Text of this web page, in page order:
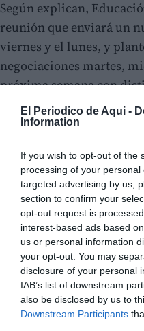
El Periodico de Aqui -
Information
If you wish to opt-out of the
processing of your
targeted advertising by us,
section to confirm your
opt-out request is
interest-based ads based
us or personal information
your opt-out. You may
disclosure of your personal
IAB’s list of downstream
also be disclosed by us to
Downstream Participants
Según explican,
reunión que enviará un
viernes y el lunes, y
negociaciones martes,
próxima semana con
Una propuesta que los
considerar que ralentiza
Las organizaciones
margen de mejora de la
limitado. “Ante la
hay más presupuesto
ratios o las plantillas
no profundizarán en